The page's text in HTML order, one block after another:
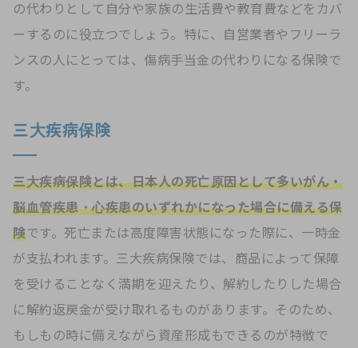
の代わりとして自分や家族の生活費や教育費などをカバ
ーするのに役立つでしょう。特に、自営業者やフリーラ
ンスの人にとっては、傷病手当金の代わりになる保険で
す。
三大疾病保険
三大疾病保険とは、日本人の死亡原因として多いがん・
脳血管疾患・心疾患のいずれかになった場合に備える保
険です。死亡または高度障害状態になった際に、一時金
が支払われます。三大疾病保険では、商品によって保障
を受けることなく満期を迎えたり、解約したりした場合
に解約返戻金が受け取れるものがあります。そのため、
もしもの時に備えながら資産形成もできるのが特徴で